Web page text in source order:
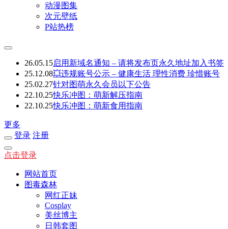
动漫图集
次元壁纸
P站热榜
26.05.15启用新域名通知 – 请将发布页永久地址加入书签
25.12.08💥违规账号公示 – 健康生活 理性消费 珍惜账号
25.02.27针对图萌永久会员以下公告
22.10.25快乐冲图：萌新解压指南
22.10.25快乐冲图：萌新食用指南
更多
登录 注册
点击登录
网站首页
图毒森林
网红正妹
Cosplay
美丝博主
日韩套图